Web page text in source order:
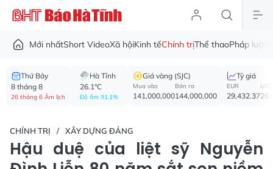
Mới nhấtShort VideoXã hộiKinh tếChính trịThể thaoPháp luật
Thứ Bảy
8 tháng 8
26 tháng 6 Âm lịch
Hà Tĩnh
26.1°C
Độ ẩm 91.1%
Giá vàng (SJC)
Mua vào
141,000,000
Bán ra
144,000,000
Tỷ giá
EUR
29,432.37
USD
CHÍNH TRỊ XÂY DỰNG ĐẢNG
Hậu duệ của liệt sỹ Nguyễn